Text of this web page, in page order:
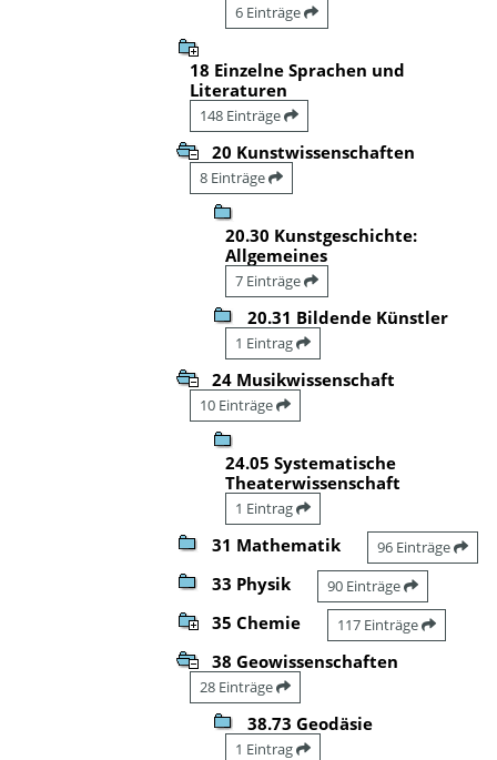
6 Einträge
18 Einzelne Sprachen und
Literaturen
148 Einträge
20 Kunstwissenschaften
8 Einträge
20.30 Kunstgeschichte:
Allgemeines
7 Einträge
20.31 Bildende Künstler
1 Eintrag
24 Musikwissenschaft
10 Einträge
24.05 Systematische
Theaterwissenschaft
1 Eintrag
31 Mathematik 96 Einträge
33 Physik 90 Einträge
35 Chemie 117 Einträge
38 Geowissenschaften
28 Einträge
38.73 Geodäsie
1 Eintrag